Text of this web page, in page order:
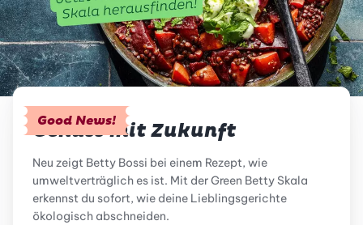
Good News!
Genuss mit Zukunft
Neu zeigt Betty Bossi bei einem Rezept, wie
umweltverträglich es ist. Mit der Green Betty Skala
erkennst du sofort, wie deine Lieblingsgerichte
ökologisch abschneiden.